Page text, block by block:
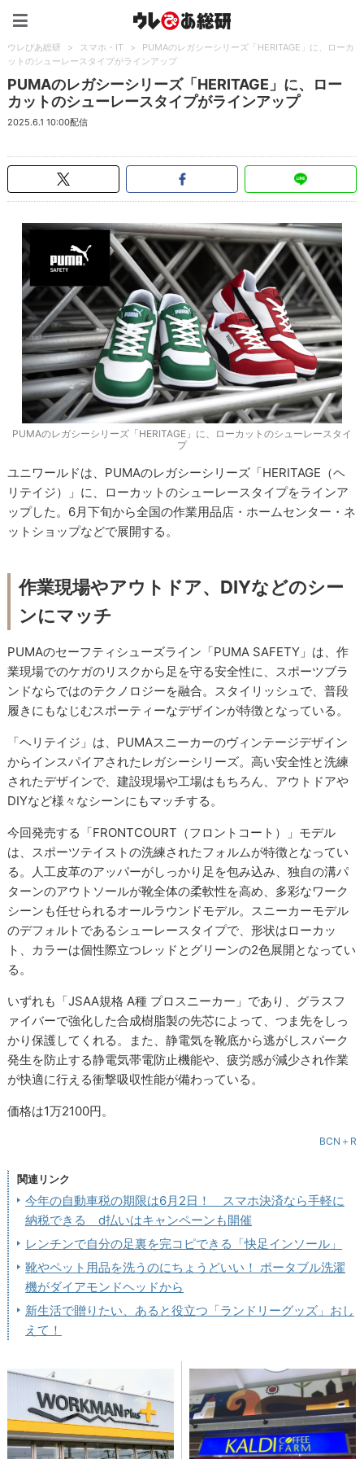
ウレぴあ総研 > スマホ・IT >
PUMAのレガシーシリーズ「HERITAGE」に、ローカ
ットのシューレースタイプがラインアップ
PUMAのレガシーシリーズ「HERITAGE」に、ロー
カットのシューレースタイプがラインアップ
2025.6.1 10:00配信
PUMAのレガシーシリーズ「HERITAGE」に、ローカットのシューレースタイ
プ
ユニワールドは、PUMAのレガシーシリーズ「HERITAGE（ヘ
リテイジ）」に、ローカットのシューレースタイプをラインア
ップした。6月下旬から全国の作業用品店・ホームセンター・ネ
ットショップなどで展開する。
作業現場やアウトドア、DIYなどのシー
ンにマッチ
PUMAのセーフティシューズライン「PUMA SAFETY」は、作
業現場でのケガのリスクから足を守る安全性に、スポーツブラ
ンドならではのテクノロジーを融合。スタイリッシュで、普段
履きにもなじむスポーティーなデザインが特徴となっている。
「ヘリテイジ」は、PUMAスニーカーのヴィンテージデザイン
からインスパイアされたレガシーシリーズ。高い安全性と洗練
されたデザインで、建設現場や工場はもちろん、アウトドアや
DIYなど様々なシーンにもマッチする。
今回発売する「FRONTCOURT（フロントコート）」モデル
は、スポーツテイストの洗練されたフォルムが特徴となってい
る。人工皮革のアッパーがしっかり足を包み込み、独自の溝パ
ターンのアウトソールが靴全体の柔軟性を高め、多彩なワーク
シーンも任せられるオールラウンドモデル。スニーカーモデル
のデフォルトであるシューレースタイプで、形状はローカッ
ト、カラーは個性際立つレッドとグリーンの2色展開となってい
る。
いずれも「JSAA規格 A種 プロスニーカー」であり、グラスフ
ァイバーで強化した合成樹脂製の先芯によって、つま先をしっ
かり保護してくれる。また、静電気を靴底から逃がしスパーク
発生を防止する静電気帯電防止機能や、疲労感が減少され作業
が快適に行える衝撃吸収性能が備わっている。
価格は1万2100円。
BCN＋R
関連リンク
今年の自動車税の期限は6月2日！ スマホ決済なら手軽に
納税できる d払いはキャンペーンも開催
レンチンで自分の足裏を完コピできる「快足インソール」
靴やペット用品を洗うのにちょうどいい！ ポータブル洗濯
機がダイアモンドヘッドから
新生活で贈りたい、あると役立つ「ランドリーグッズ」おし
えて！